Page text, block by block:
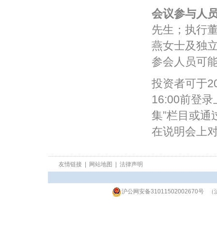
会议参与人
先生；执行
燕女士及独
参会人员可
投资者可于
16:00前登录
集”栏目或通
在说明会上
友情链接 网站地图 法律声明
沪公网安备31011502002670号（